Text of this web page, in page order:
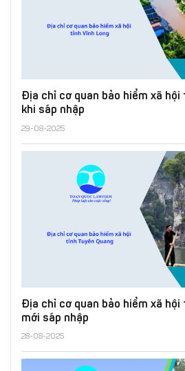
Địa chỉ cơ quan bảo hiểm xã hội
khi sáp nhập
29-08-2025
Địa chỉ cơ quan bảo hiểm xã hội
mới sáp nhập
28-08-2025